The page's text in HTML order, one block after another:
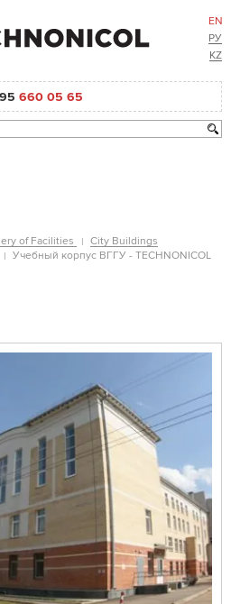
EN
РУ
KZ
660 05 65
of Facilities
City Buildings
Учебный корпус ВГГУ - TECHNONICOL